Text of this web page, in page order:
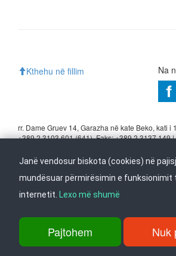
Kthehu në fillim Na
rr. Dame Gruev 14, Garazha në kate Beko, kati i
+389 2 3103 601 (641), Faks: +389 2 3137 149 |
Janë vendosur biskota (cookies) në
mundësuar përmirësimin e funksionimit
internetit. Lexo më shumë
Pajtohem Nuk